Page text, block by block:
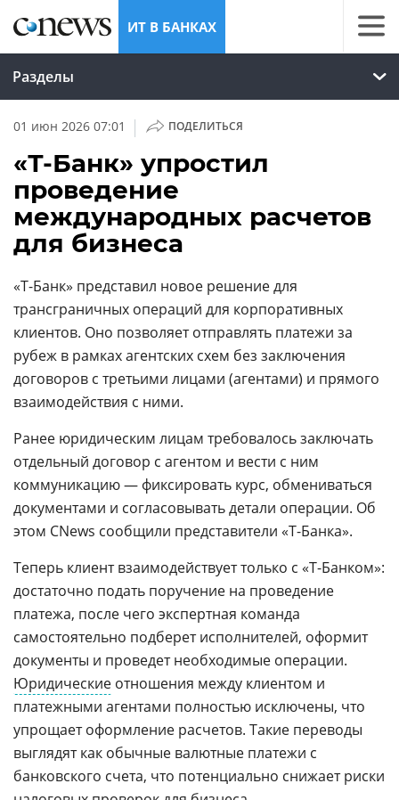
ИТ В БАНКАХ
Разделы
01 июн 2026 07:01 | ПОДЕЛИТЬСЯ
«Т-Банк» упростил
проведение
международных расчетов
для бизнеса
«Т-Банк» представил новое решение для
трансграничных операций для корпоративных
клиентов. Оно позволяет отправлять платежи за
рубеж в рамках агентских схем без заключения
договоров с третьими лицами (агентами) и прямого
взаимодействия с ними.
Ранее юридическим лицам требовалось заключать
отдельный договор с агентом и вести с ним
коммуникацию — фиксировать курс, обмениваться
документами и согласовывать детали операции. Об
этом CNews сообщили представители «Т-Банка».
Теперь клиент взаимодействует только с «Т-Банком»:
достаточно подать поручение на проведение
платежа, после чего экспертная команда
самостоятельно подберет исполнителей, оформит
документы и проведет необходимые операции.
Юридические отношения между клиентом и
платежными агентами полностью исключены, что
упрощает оформление расчетов. Такие переводы
выглядят как обычные валютные платежи с
банковского счета, что потенциально снижает риски